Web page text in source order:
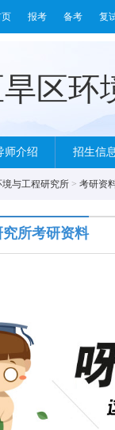
报考 备考 复
师介绍 招生信
与工程研究所 > 考研资
所考研资料